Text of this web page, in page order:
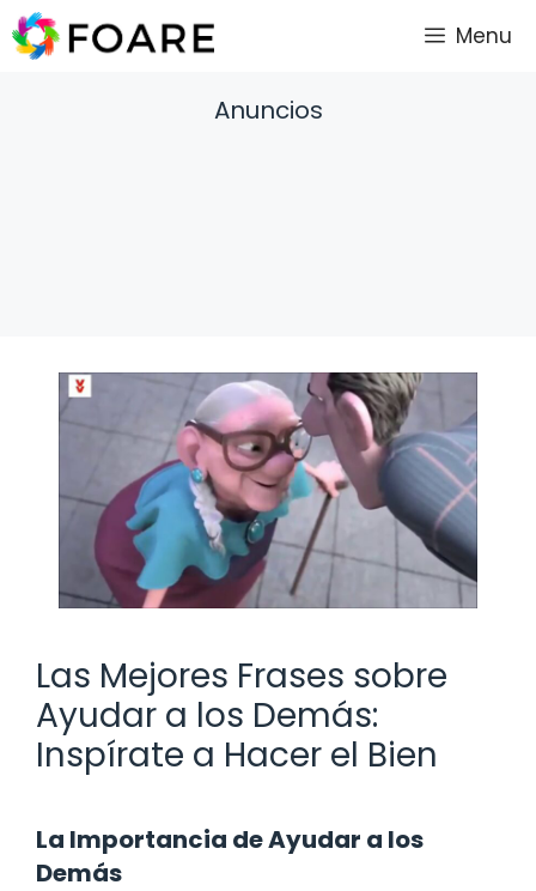
Saltar
al
Menu
Anuncios
Las Mejores Frases sobre
Ayudar a los Demás:
Inspírate a Hacer el Bien
La Importancia de Ayudar a los
Demás